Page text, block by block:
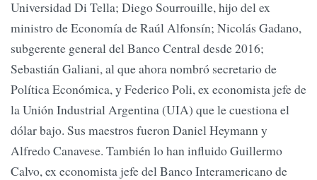
Universidad Di Tella; Diego Sourrouille, hijo del ex
ministro de Economía de Raúl Alfonsín; Nicolás Gadano,
subgerente general del Banco Central desde 2016;
Sebastián Galiani, al que ahora nombró secretario de
Política Económica, y Federico Poli, ex economista jefe de
la Unión Industrial Argentina (UIA) que le cuestiona el
dólar bajo. Sus maestros fueron Daniel Heymann y
Alfredo Canavese. También lo han influido Guillermo
Calvo, ex economista jefe del Banco Interamericano de